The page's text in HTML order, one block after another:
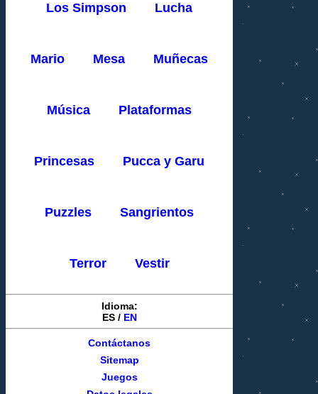
Los Simpson Lucha
Mario Mesa Muñecas
Música Plataformas
Princesas Pucca y Garu
Puzzles Sangrientos
Terror Vestir
Idioma:
ES / EN
Contáctanos
Sitemap
Juegos